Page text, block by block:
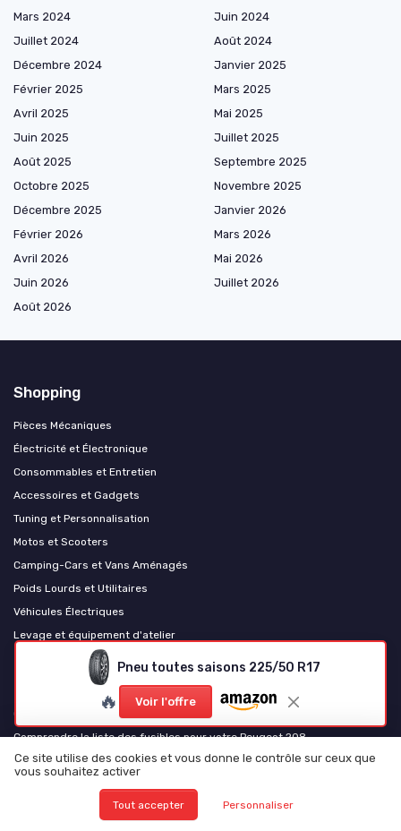
Pneu toutes saisons 225/50 R17
🔥 Voir l'offre
Mars 2024
Juin 2024
Juillet 2024
Août 2024
Décembre 2024
Janvier 2025
Février 2025
Mars 2025
Avril 2025
Mai 2025
Juin 2025
Juillet 2025
Août 2025
Septembre 2025
Octobre 2025
Novembre 2025
Décembre 2025
Janvier 2026
Février 2026
Mars 2026
Avril 2026
Mai 2026
Juin 2026
Juillet 2026
Août 2026
Shopping
Pièces Mécaniques
Électricité et Électronique
Consommables et Entretien
Accessoires et Gadgets
Tuning et Personnalisation
Motos et Scooters
Camping-Cars et Vans Aménagés
Poids Lourds et Utilitaires
Véhicules Électriques
Levage et équipement d'atelier
Les plus lus
Comprendre le schéma de la boîte à fusibles du Citroën Berlingo
Comprendre la liste des fusibles pour votre Peugeot 208
Comprendre le schéma des fusibles pour la Clio 3
Comprendre le schéma des fusibles pour votre Renault Scénic 2
Ce site utilise des cookies et vous donne le contrôle sur ceux que
vous souhaitez activer
Tout accepter Personnaliser